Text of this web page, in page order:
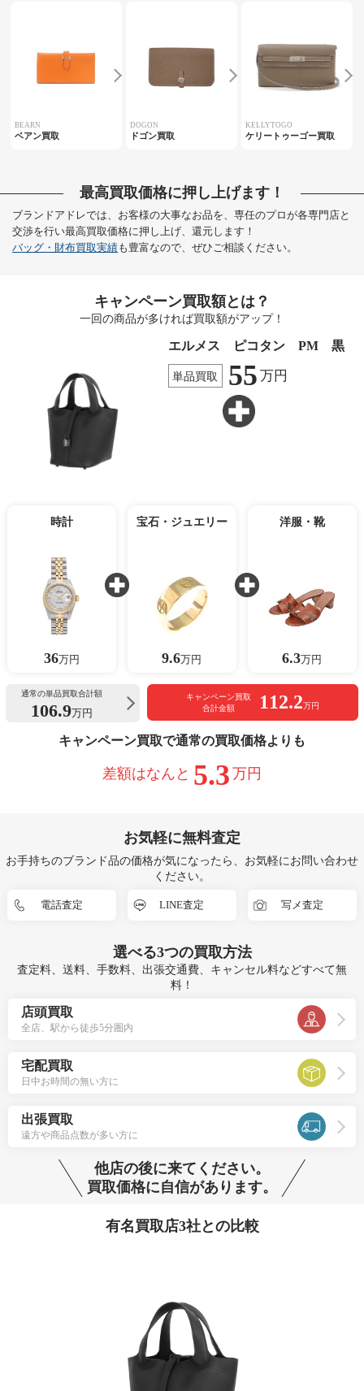
BEARN
ベアン買取
DOGON
ドゴン買取
KELLYTOGO
ケリートゥーゴー買取
最高買取価格に押し上げます！
ブランドアドレでは、お客様の大事なお品を、専任のプロが各専門店と
交渉を行い最高買取価格に押し上げ、還元します！
バッグ・財布買取実績も豊富なので、ぜひご相談ください。
キャンペーン買取額とは？
一回の商品が多ければ買取額がアップ！
エルメス ピコタン PM 黒
単品買取 55 万円
時計
36万円
宝石・ジュエリー
9.6万円
洋服・靴
6.3万円
通常の単品買取合計額
106.9万円
キャンペーン買取
合計金額
112.2万円
キャンペーン買取で通常の買取価格よりも
差額はなんと 5.3 万円
お気軽に無料査定
お手持ちのブランド品の価格が気になったら、お気軽にお問い合わせ
ください。
電話査定 LINE査定 写メ査定
選べる3つの買取方法
査定料、送料、手数料、出張交通費、キャンセル料などすべて無
料！
店頭買取
全店、駅から徒歩5分圏内
宅配買取
日中お時間の無い方に
出張買取
遠方や商品点数が多い方に
他店の後に来てください。
買取価格に自信があります。
有名買取店3社との比較